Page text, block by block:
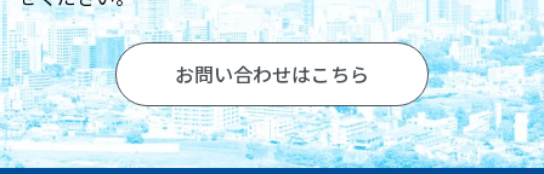
お問い合わせはこちら